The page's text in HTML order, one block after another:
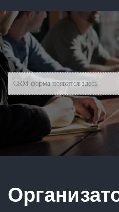
CRM-форма появится здесь